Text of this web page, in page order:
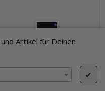
Artikel für Deinen
✔
4" Walleye Assassin -
Sweet Pea